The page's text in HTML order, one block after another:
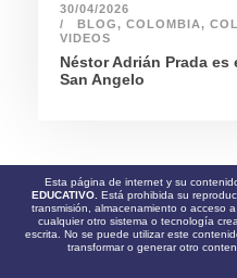
30/04/2026
BLOG, COLOMBIA,
VIDEOS
Néstor Adrián Prada
San Angelo
Esta página de internet y su
EDUCATIVO. Está prohibida su
transmisión, almacenamiento o acceso
cualquier otro sistema o tecnología
escrita. No se puede utilizar este
transformar o generar otro